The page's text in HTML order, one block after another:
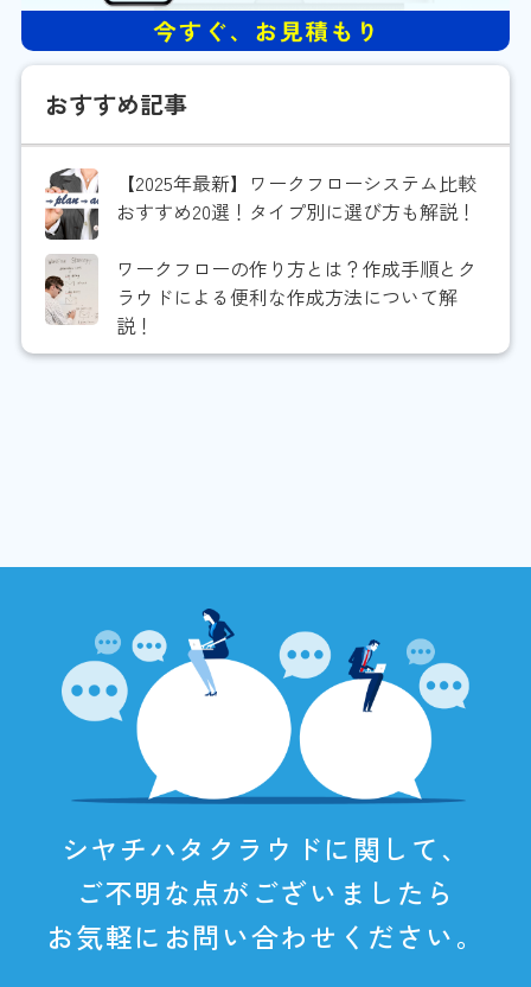
おすすめ記事
【2025年最新】ワークフローシステム比較
おすすめ20選！タイプ別に選び方も解説！
ワークフローの作り方とは？作成手順とク
ラウドによる便利な作成方法について解
説！
シヤチハタクラウドに関して、
ご不明な点がございましたら
お気軽にお問い合わせください。